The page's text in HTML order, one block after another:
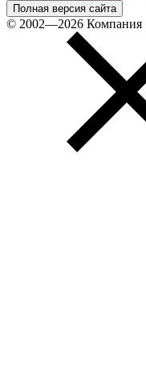
Полная версия сайта
© 2002—2026 Компания